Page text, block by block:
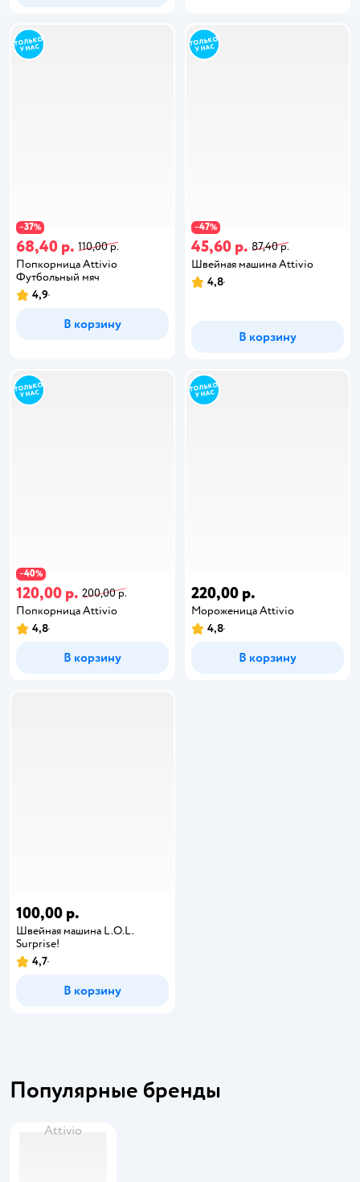
−37%
68,40 р. 110,00 р.
Попкорница Attivio
Футбольный мяч
4,9
В корзину
−47%
45,60 р. 87,40 р.
Швейная машина Attivio
4,8
В корзину
−40%
120,00 р. 200,00 р.
Попкорница Attivio
4,8
В корзину
220,00 р.
Мороженица Attivio
4,8
В корзину
100,00 р.
Швейная машина L.O.L.
Surprise!
4,7
В корзину
Популярные бренды
Attivio